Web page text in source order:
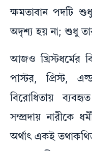
ক্ষমতাবান পদটি
অদৃশ্য হয় না; শুধু
আজও খ্রিস্টধর্মের
পাস্টর, প্রিস্ট,
বিরোধিতায়
সম্প্রদায় নারীকে
অর্থাৎ একই